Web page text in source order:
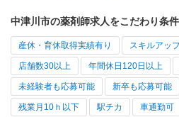
中津川市の薬剤師求人をこだわり条
産休・育休取得実績有り スキルアッ
店舗数30以上 年間休日120日以上
未経験者も応募可能 新卒も応募可能
残業月10ｈ以下 駅チカ 車通勤可